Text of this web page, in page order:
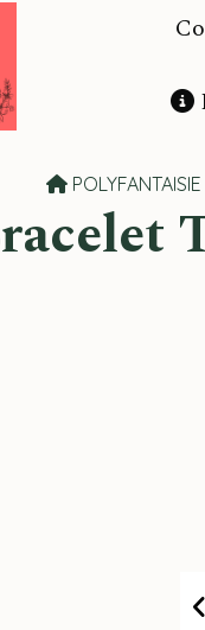
POLYFANTAISIE